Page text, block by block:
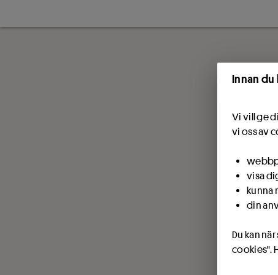
Innan du
Vi vill ge
vi oss av
visa
kunna
din
Du kan
cookies".